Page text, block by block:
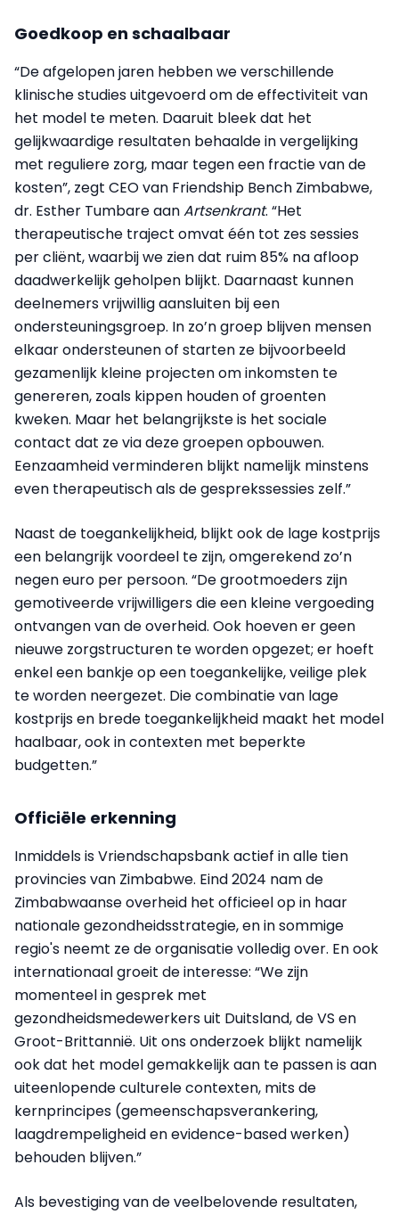
Goedkoop en schaalbaar
“De afgelopen jaren hebben we verschillende
klinische studies uitgevoerd om de effectiviteit van
het model te meten. Daaruit bleek dat het
gelijkwaardige resultaten behaalde in vergelijking
met reguliere zorg, maar tegen een fractie van de
kosten”, zegt CEO van Friendship Bench Zimbabwe,
dr. Esther Tumbare aanArtsenkrant. “Het
therapeutische traject omvat één tot zes sessies
per cliënt, waarbij we zien dat ruim 85% na afloop
daadwerkelijk geholpen blijkt. Daarnaast kunnen
deelnemers vrijwillig aansluiten bij een
ondersteuningsgroep. In zo’n groep blijven mensen
elkaar ondersteunen of starten ze bijvoorbeeld
gezamenlijk kleine projecten om inkomsten te
genereren, zoals kippen houden of groenten
kweken. Maar het belangrijkste is het sociale
contact dat ze via deze groepen opbouwen.
Eenzaamheid verminderen blijkt namelijk minstens
even therapeutisch als de gesprekssessies zelf.”
Naast de toegankelijkheid, blijkt ook de lage kostprijs
een belangrijk voordeel te zijn, omgerekend zo’n
negen euro per persoon. “De grootmoeders zijn
gemotiveerde vrijwilligers die een kleine vergoeding
ontvangen van de overheid. Ook hoeven er geen
nieuwe zorgstructuren te worden opgezet; er hoeft
enkel een bankje op een toegankelijke, veilige plek
te worden neergezet. Die combinatie van lage
kostprijs en brede toegankelijkheid maakt het model
haalbaar, ook in contexten met beperkte
budgetten.”
Officiële erkenning
Inmiddels is Vriendschapsbank actief in alle tien
provincies van Zimbabwe. Eind 2024 nam de
Zimbabwaanse overheid het officieel op in haar
nationale gezondheidsstrategie, en in sommige
regio's neemt ze de organisatie volledig over. En ook
internationaal groeit de interesse: “We zijn
momenteel in gesprek met
gezondheidsmedewerkers uit Duitsland, de VS en
Groot-Brittannië. Uit ons onderzoek blijkt namelijk
ook dat het model gemakkelijk aan te passen is aan
uiteenlopende culturele contexten, mits de
kernprincipes (gemeenschapsverankering,
laagdrempeligheid en evidence-based werken)
behouden blijven.”
Als bevestiging van de veelbelovende resultaten,